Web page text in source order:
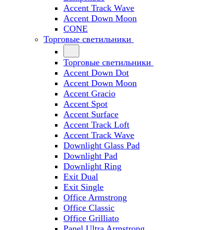
Accent Track Wave
Accent Down Moon
CONE
Торговые светильники
Торговые светильники
Accent Down Dot
Accent Down Moon
Accent Gracio
Accent Spot
Accent Surface
Accent Track Loft
Accent Track Wave
Downlight Glass Pad
Downlight Pad
Downlight Ring
Exit Dual
Exit Single
Office Armstrong
Office Classic
Office Grilliato